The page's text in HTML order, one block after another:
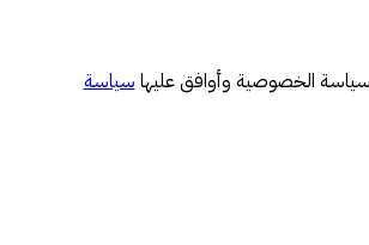
الخصوصية وأوافق عليها سياسة